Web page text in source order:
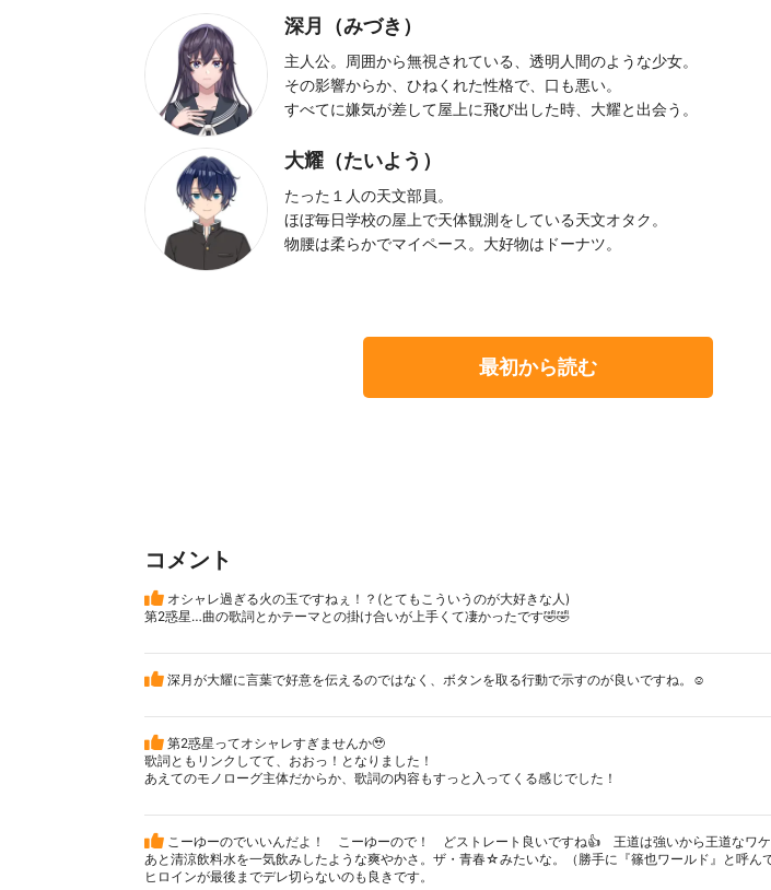
深月（みづき）
主人公。周囲から無視されている、透明人間のような少女。
その影響からか、ひねくれた性格で、口も悪い。
すべてに嫌気が差して屋上に飛び出した時、大耀と出会う。
大耀（たいよう）
たった１人の天文部員。
ほぼ毎日学校の屋上で天体観測をしている天文オタク。
物腰は柔らかでマイペース。大好物はドーナツ。
最初から読む
コメント
オシャレ過ぎる火の玉ですねぇ！？(とてもこういうのが大好きな人)
第2惑星…曲の歌詞とかテーマとの掛け合いが上手くて凄かったです🤣🤣
深月が大耀に言葉で好意を伝えるのではなく、ボタンを取る行動で示すのが良いですね。☺️
第2惑星ってオシャレすぎませんか🥹
歌詞ともリンクしてて、おおっ！となりました！
あえてのモノローグ主体だからか、歌詞の内容もすっと入ってくる感じでした！
こーゆーのでいいんだよ！ こーゆーので！ どストレート良いですね👍️ 王道は強いから王道なワケ
あと清涼飲料水を一気飲みしたような爽やかさ。ザ・青春☆みたいな。（勝手に『篠也ワールド』と呼ん
ヒロインが最後までデレ切らないのも良きです。